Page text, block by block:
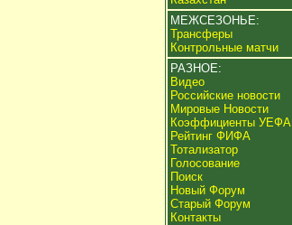
МЕЖСЕЗОНЬЕ:
Трансферы
Контрольные матчи
РАЗНОЕ:
Видео
Российские новости
Мировые Новости
Коэффициенты УЕФА
Рейтинг ФИФА
Тотализатор
Голосование
Поиск
Новый Форум
Старый Форум
Контакты